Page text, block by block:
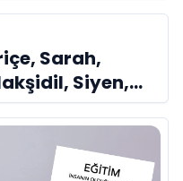
Sarah,
Siyen,
veya La